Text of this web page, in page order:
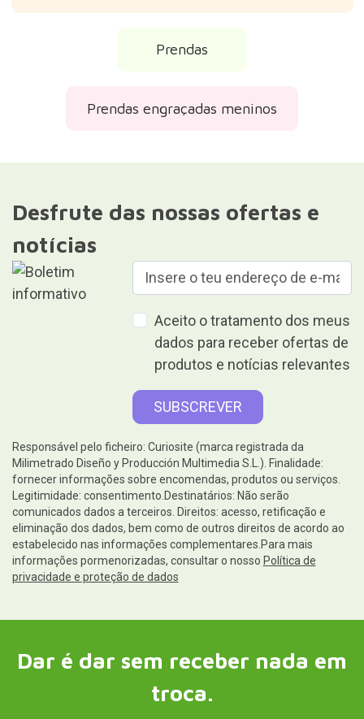
Prendas
Prendas engraçadas meninos
Desfrute das nossas ofertas e
notícias
Aceito o tratamento dos meus
dados para receber ofertas de
produtos e notícias relevantes
Responsável pelo ficheiro: Curiosite (marca registrada da
Milimetrado Diseño y Producción Multimedia S.L.). Finalidade:
fornecer informações sobre encomendas, produtos ou serviços.
Legitimidade: consentimento.Destinatários: Não serão
comunicados dados a terceiros. Direitos: acesso, retificação e
eliminação dos dados, bem como de outros direitos de acordo ao
estabelecido nas informações complementares.Para mais
informações pormenorizadas, consultar o nosso Política de
privacidade e proteção de dados
Dar é dar sem receber nada em
troca.